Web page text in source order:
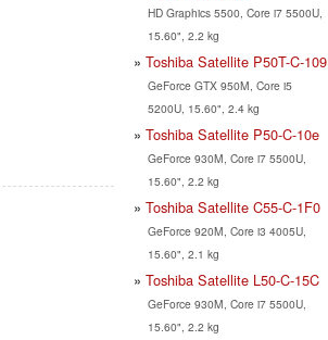
HD Graphics 5500, Core i7 5500U,
15.60", 2.2 kg
Toshiba Satellite P50T-C-109
GeForce GTX 950M, Core i5
5200U, 15.60", 2.4 kg
Toshiba Satellite P50-C-10e
GeForce 930M, Core i7 5500U,
15.60", 2.2 kg
Toshiba Satellite C55-C-1F0
GeForce 920M, Core i3 4005U,
15.60", 2.1 kg
Toshiba Satellite L50-C-15C
GeForce 930M, Core i7 5500U,
15.60", 2.2 kg